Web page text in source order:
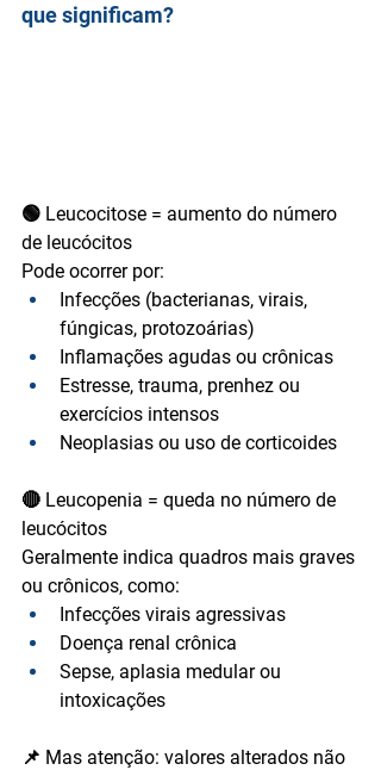
que significam?
🟢 Leucocitose = aumento do número
de leucócitos
Pode ocorrer por:
Infecções (bacterianas, virais,
fúngicas, protozoárias)
Inflamações agudas ou crônicas
Estresse, trauma, prenhez ou
exercícios intensos
Neoplasias ou uso de corticoides
🔴 Leucopenia = queda no número de
leucócitos
Geralmente indica quadros mais graves
ou crônicos, como:
Infecções virais agressivas
Doença renal crônica
Sepse, aplasia medular ou
intoxicações
📌 Mas atenção: valores alterados não